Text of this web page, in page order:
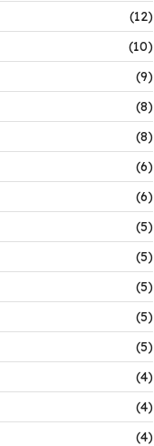
(12)
(10)
(9)
(8)
(8)
(6)
(6)
(5)
(5)
(5)
(5)
(5)
(4)
(4)
(4)